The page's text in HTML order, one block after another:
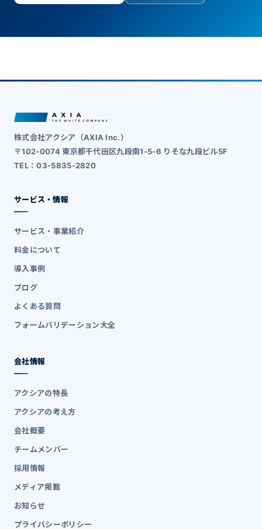
株式会社アクシア（AXIA Inc.）
〒102-0074 東京都千代田区九段南1-5-6 りそな九段ビル5F
TEL：03-5835-2820
サービス・情報
サービス・事業紹介
料金について
導入事例
ブログ
よくある質問
フォームバリデーション大全
会社情報
アクシアの特長
アクシアの考え方
会社概要
チームメンバー
採用情報
メディア掲載
お知らせ
プライバシーポリシー